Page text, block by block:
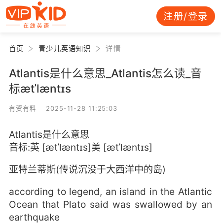
注册/登录
首页 青少儿英语知识 详情
Atlantis是什么意思_Atlantis怎么读_音
标ætˈlæntɪs
有资有料 2025-11-28 11:25:03
Atlantis是什么意思
音标:英 [ætˈlæntɪs]美 [ætˈlæntɪs]
亚特兰蒂斯(传说沉没于大西洋中的岛)
according to legend, an island in the Atlantic
Ocean that Plato said was swallowed by an
earthquake